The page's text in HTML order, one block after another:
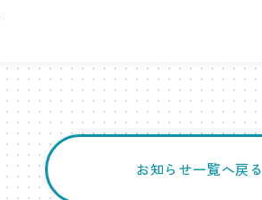
お知らせ一覧へ戻る